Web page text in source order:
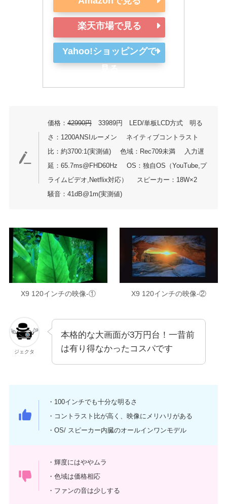
楽天市場で見る
Yahoo!ショッピングで
見る
価格：42990円 33989円 LED/単板LCD方式 明る
さ：1200ANSIルーメン
ネイティブコントラスト
比：約3700:1(実測値)
色域：Rec709未満
入力遅
延：65.7ms@FHD60Hz
OS：独自OS（YouTube,プ
ライムビデオ,Netflix対応）
スピーカー：18W×2
騒音：41dB@1m(実測値)
X9 120インチの映像-① X9 120インチの映像-②
ジェクタ
本格的な大画面が3万円台！一昔前
は有り得なかったコスパです
・100インチでも十分な明るさ
・コントラスト比が高く、映像にメリハリがある
・OS/ スピーカー内臓のオールインワンモデル
・輝度にはややムラ
・色域は価格相応
・ファンの音は少しする